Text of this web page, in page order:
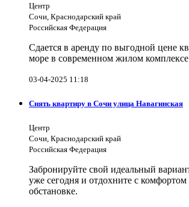
Центр
Сочи, Краснодарский край
Российская Федерация
Сдается в аренду по выгодной цене
море в современном жилом комплексе
03-04-2025 11:18
Снять квартиру в Сочи улица Навагинская
Центр
Сочи, Краснодарский край
Российская Федерация
Забронируйте свой идеальный
уже сегодня и отдохните с
обстановке.